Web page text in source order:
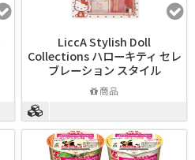
LiccA Stylish Doll
Collections ハローキティ セレ
ブレーション スタイル
商品